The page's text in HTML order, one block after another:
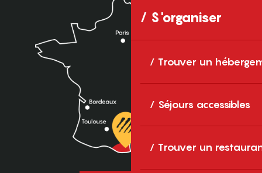
S'organiser
Trouver un
Séjours accessibles
Trouver un